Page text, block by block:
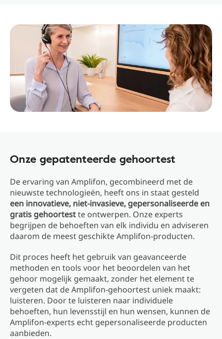
Onze gepatenteerde gehoortest
De ervaring van Amplifon, gecombineerd met de
nieuwste technologieën, heeft ons in staat gesteld
een innovatieve, niet-invasieve, gepersonaliseerde en
gratis gehoortestte ontwerpen. Onze experts
begrijpen de behoeften van elk individu en adviseren
daarom de meest geschikte Amplifon-producten.
Dit proces heeft het gebruik van geavanceerde
methoden en tools voor het beoordelen van het
gehoor mogelijk gemaakt, zonder het element te
vergeten dat de Amplifon-gehoortest uniek maakt:
luisteren. Door te luisteren naar individuele
behoeften, hun levensstijl en hun wensen, kunnen de
Amplifon-experts echt gepersonaliseerde producten
aanbieden.